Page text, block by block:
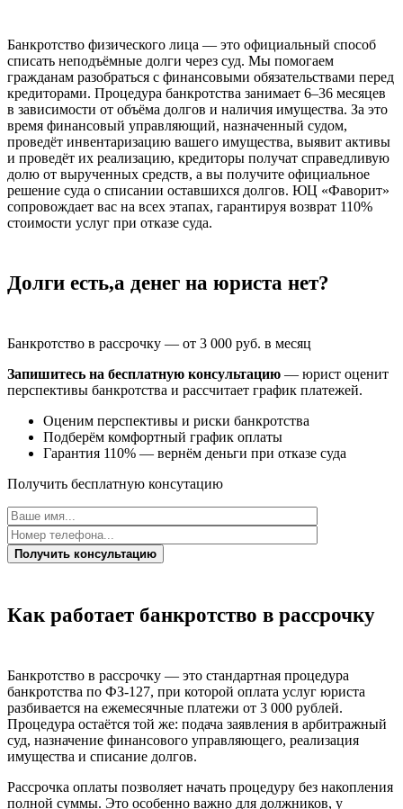
Банкротство физического лица — это официальный способ
списать неподъёмные долги через суд. Мы помогаем
гражданам разобраться с финансовыми обязательствами перед
кредиторами. Процедура банкротства занимает 6–36 месяцев
в зависимости от объёма долгов и наличия имущества. За это
время финансовый управляющий, назначенный судом,
проведёт инвентаризацию вашего имущества, выявит активы
и проведёт их реализацию, кредиторы получат справедливую
долю от вырученных средств, а вы получите официальное
решение суда о списании оставшихся долгов. ЮЦ «Фаворит»
сопровождает вас на всех этапах, гарантируя возврат 110%
стоимости услуг при отказе суда.
Долги есть,а денег на юриста нет?
Банкротство в рассрочку — от 3 000 руб. в месяц
Запишитесь на бесплатную консультацию — юрист оценит
перспективы банкротства и рассчитает график платежей.
Оценим перспективы и риски банкротства
Подберём комфортный график оплаты
Гарантия 110% — вернём деньги при отказе суда
Получить бесплатную консутацию
Получить консультацию
Как работает банкротство в рассрочку
Банкротство в рассрочку — это стандартная процедура
банкротства по ФЗ-127, при которой оплата услуг юриста
разбивается на ежемесячные платежи от 3 000 рублей.
Процедура остаётся той же: подача заявления в арбитражный
суд, назначение финансового управляющего, реализация
имущества и списание долгов.
Рассрочка оплаты позволяет начать процедуру без накопления
полной суммы. Это особенно важно для должников, у